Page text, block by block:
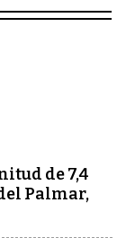
de 7,4
Palmar,